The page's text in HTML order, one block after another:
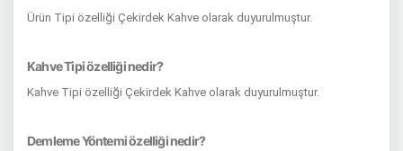
Ürün Tipi özelliği Çekirdek Kahve olarak duyurulmuştur.
Kahve Tipi özelliği nedir?
Kahve Tipi özelliği Çekirdek Kahve olarak duyurulmuştur.
Demleme Yöntemi özelliği nedir?